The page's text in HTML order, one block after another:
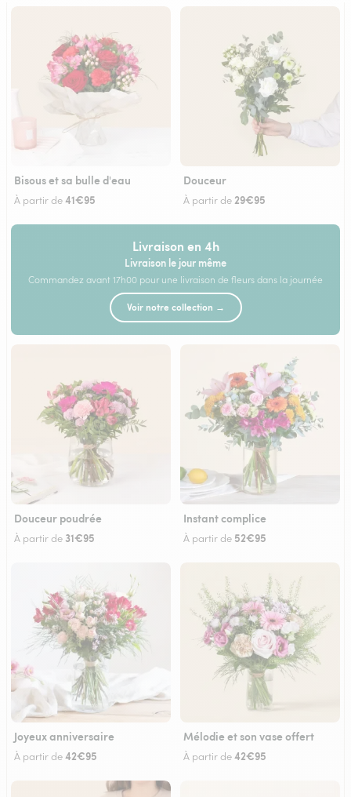
Bisous et sa bulle d'eau
À partir de41€95
Douceur
À partir de29€95
Livraison en 4h
Livraison le jour même
Commandez avant 17h00 pour une livraison de fleurs dans la journée
Voir notre collection →
Douceur poudrée
À partir de 31€95
Instant complice
À partir de 52€95
Joyeux anniversaire
À partir de42€95
Mélodie et son vase offert
À partir de42€95